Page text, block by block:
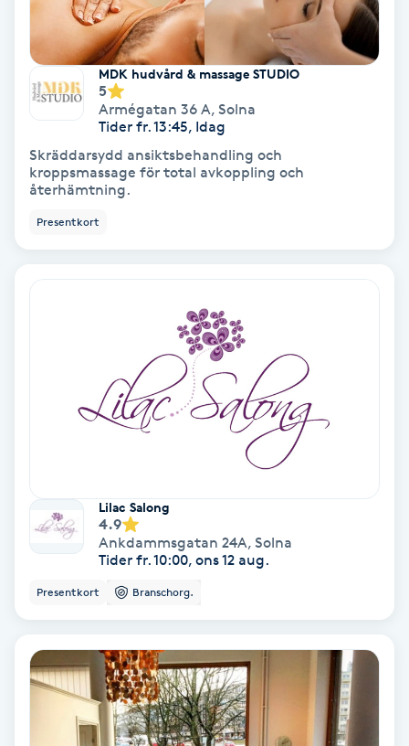
IPL
IPL hårborttagning
Japansk massage
K18
Kemisk peeling
Kinesiologi
Kinesisk medicin
Kiropraktik
Klangmassage
Klippning
MDK hudvård & massage STUDIO
5
Armégatan 36 A, Solna
Tider fr. 13:45, Idag
Skräddarsydd ansiktsbehandling och
kroppsmassage för total avkoppling och
återhämtning.
Presentkort
Lilac Salong
4.9
Ankdammsgatan 24A, Solna
Tider fr. 10:00, ons 12 aug.
Presentkort Branschorg.